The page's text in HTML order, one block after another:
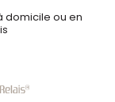
domicile ou en